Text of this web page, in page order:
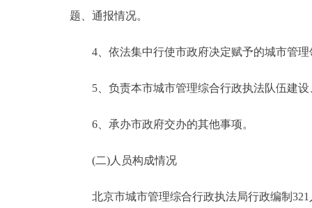
参与调查
走进北京
北京概况
绿色北京
ENGLISH
题、通报情况。
4、依法集中行使市政府决定赋予的城市管理
5、负责本市城市管理综合行政执法队伍建设
6、承办市政府交办的其他事项。
(二)人员构成情况
北京市城市管理综合行政执法局行政编制321